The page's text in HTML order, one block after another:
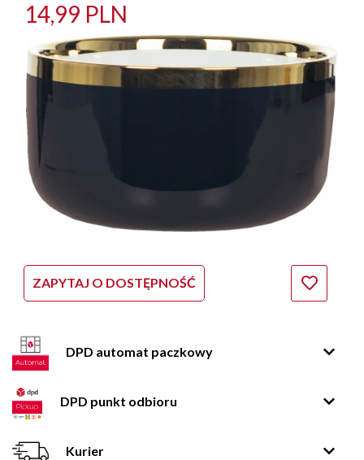
14,99 PLN
ZAPYTAJ O DOSTĘPNOŚĆ
DPD automat paczkowy
DPD punkt odbioru
Kurier